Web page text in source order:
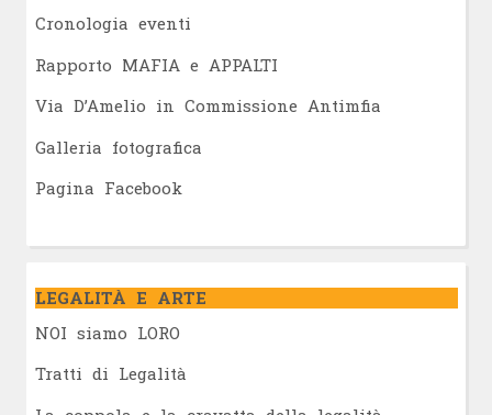
Cronologia eventi
Rapporto MAFIA e APPALTI
Via D’Amelio in Commissione Antimfia
Galleria fotografica
Pagina Facebook
LEGALITÀ E ARTE
NOI siamo LORO
Tratti di Legalità